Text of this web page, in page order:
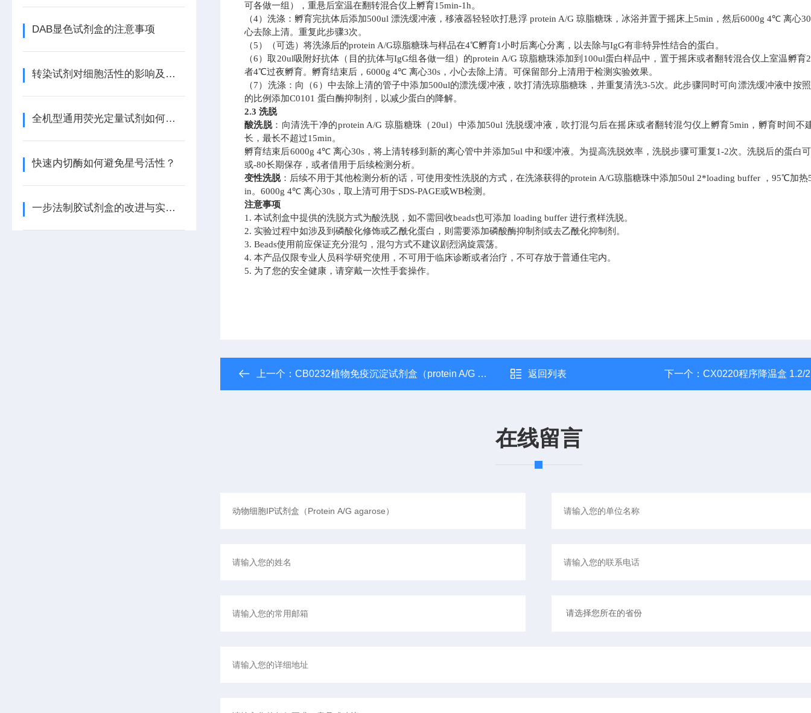
DAB显色试剂盒的注意事项
转染试剂对细胞活性的影响及其优化方法
全机型通用荧光定量试剂如何自动匹配不同仪器的荧光通道？
快速内切酶如何避免星号活性？
一步法制胶试剂盒的改进与实验效果评估
可各做一组），重悬后室温在翻转混合仪上孵育15min-1h。
（4）洗涤：孵育完抗体后添加500ul 漂洗缓冲液，移液器轻轻吹打悬浮 protein A/G 琼脂糖珠，冰浴并置于摇床上5min，然后6000g 4℃ 离心
心去除上清。 重复此步骤3次。
（5）（可选）将洗涤后的protein A/G琼脂糖珠与样品在4℃孵育1小时后离心分离，以去除与IgG有非特异性结合的蛋白。
（6）取20ul吸附好抗体（目的抗体与IgG组各做一组）的protein A/G 琼脂糖珠添加到100ul蛋白样品中，置于摇床或者翻转混合仪上室温孵育
者4℃过夜孵育。孵育结束后，6000g 4℃ 离心30s，小心去除上清。可保留部分上清用于检测实验效果。
（7）洗涤：向（6）中去除上清的管子中添加500ul的漂洗缓冲液，吹打清洗琼脂糖珠，并重复清洗3-5次。此步骤同时可向漂洗缓冲液中按
的比例添加C0101 蛋白酶抑制剂，以减少蛋白的降解。
2.3 洗脱
酸洗脱：向清洗干净的protein A/G 琼脂糖珠（20ul）中添加50ul 洗脱缓冲液，吹打混匀后在摇床或者翻转混匀仪上孵育5min，孵育时间不
长，最长不超过15min。
孵育结束后6000g 4℃ 离心30s，将上清转移到新的离心管中并添加5ul 中和缓冲液。为提高洗脱效率，洗脱步骤可重复1-2次。洗脱后的蛋白
或-80长期保存，或者借用于后续检测分析。
变性洗脱：后续不用于其他检测分析的话，可使用变性洗脱的方式，在洗涤获得的protein A/G琼脂糖珠中添加50ul 2*loading buffer ，95℃加热
in。6000g 4℃ 离心30s，取上清可用于SDS-PAGE或WB检测。
注意事项
1. 本试剂盒中提供的洗脱方式为酸洗脱，如不需回收beads也可添加 loading buffer 进行煮样洗脱。
2. 实验过程中如涉及到磷酸化修饰或乙酰化蛋白，则需要添加磷酸酶抑制剂或去乙酰化抑制剂 。
3. Beads使用前应保证充分混匀，混匀方式不建议剧烈涡旋震荡。
4. 本产品仅限专业人员科学研究使用，不可用于临床诊断或者治疗，不可存放于普通住宅内。
5. 为了您的安全健康，请穿戴一次性手套操作。
上一个： CB0232植物免疫沉淀试剂盒（protein A/G 磁珠法） 返回列表 下一个： CX0220程序降温盒 1.2/
在线留言